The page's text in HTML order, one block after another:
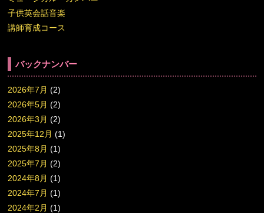
子供英会話音楽
講師育成コース
バックナンバー
2026年7月 (2)
2026年5月 (2)
2026年3月 (2)
2025年12月 (1)
2025年8月 (1)
2025年7月 (2)
2024年8月 (1)
2024年7月 (1)
2024年2月 (1)